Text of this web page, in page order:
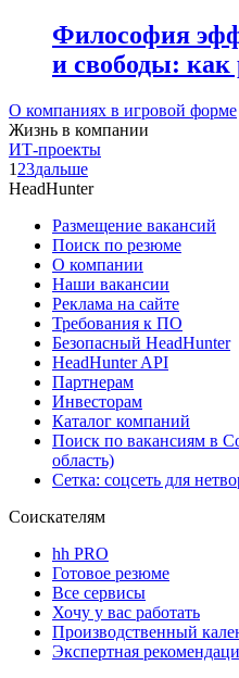
Философия
и свободы: как
О компаниях в игровой форме
Жизнь в компании
ИТ-проекты
1 23дальше
HeadHunter
Размещение вакансий
Поиск по резюме
О компании
Наши вакансии
Реклама на сайте
Требования к ПО
Безопасный HeadHunter
HeadHunter API
Партнерам
Инвесторам
Каталог компаний
Поиск по вакансиям в
область)
Сетка: соцсеть для
Соискателям
hh PRO
Готовое резюме
Все сервисы
Хочу у вас работать
Производственный
Экспертная